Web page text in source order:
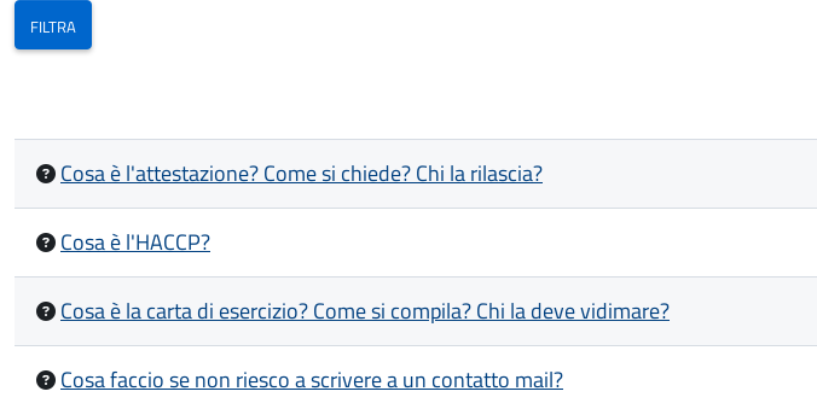
Cosa è l'attestazione? Come si chiede? Chi la rilascia?
Cosa è l'HACCP?
Cosa è la carta di esercizio? Come si compila? Chi la deve vidimare?
Cosa faccio se non riesco a scrivere a un contatto mail?